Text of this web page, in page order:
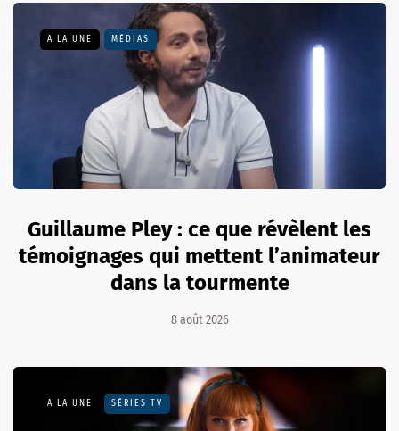
A LA UNE MÉDIAS
Guillaume Pley : ce que révèlent les
témoignages qui mettent l’animateur
dans la tourmente
8 août 2026
A LA UNE SÉRIES TV